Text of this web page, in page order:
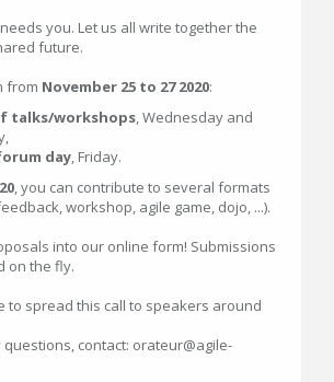
you. Let us all write together the
future.
from November 25 to 27 2020:
talks/workshops, Wednesday and
day, Friday.
, you can contribute to several formats
workshop, agile game, dojo, ...).
into our online form! Submissions
on the fly.
to spread this call to speakers around
contact: orateur@agile-